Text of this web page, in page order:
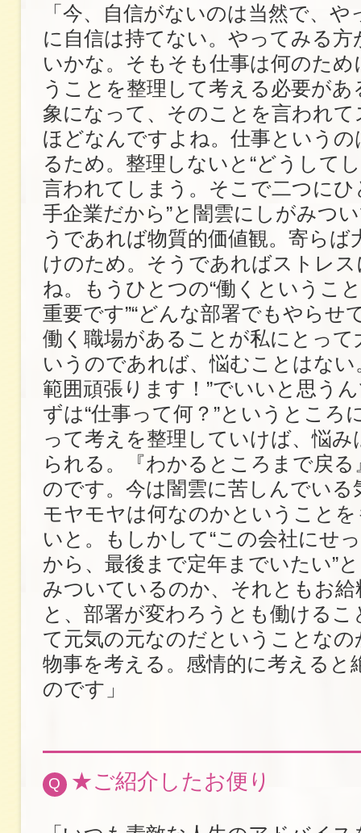
「今、自信がないのは当然で、
に自信は持てない。やってみる
いかな。そもそも仕事は何のた
うことを整理して考える必要が
象になって、そのことを言われ
ほどなんですよね。仕事というの
るため。整理しないと“どうして
言われてしまう。そこで二つにひ
手企業だから”と闇雲にしがみつ
うであれば物質的価値観。寄らば
けのため。そうであればストレ
ね。もうひとつの“働くというこ
重要です”“どんな部署でもやらせ
働く職場があることが私にとって
いうのであれば、悩むことはない
範囲頑張ります！”でいいと思う
ずは“仕事って何？”というところ
って考えを整理していけば、悩み
られる。『わかるところまで戻
のです。今は闇雲に苦しんでいる
モヤモヤは何なのかということ
いと。もしかして“この会社にせ
から、最後まで定年までいたい”
みついているのか、それともお
と、部署が変わろうとも働ける
て元気の元なのだということな
物事を考える。感情的に考えると
のです」
Q ★ご紹介したお便り